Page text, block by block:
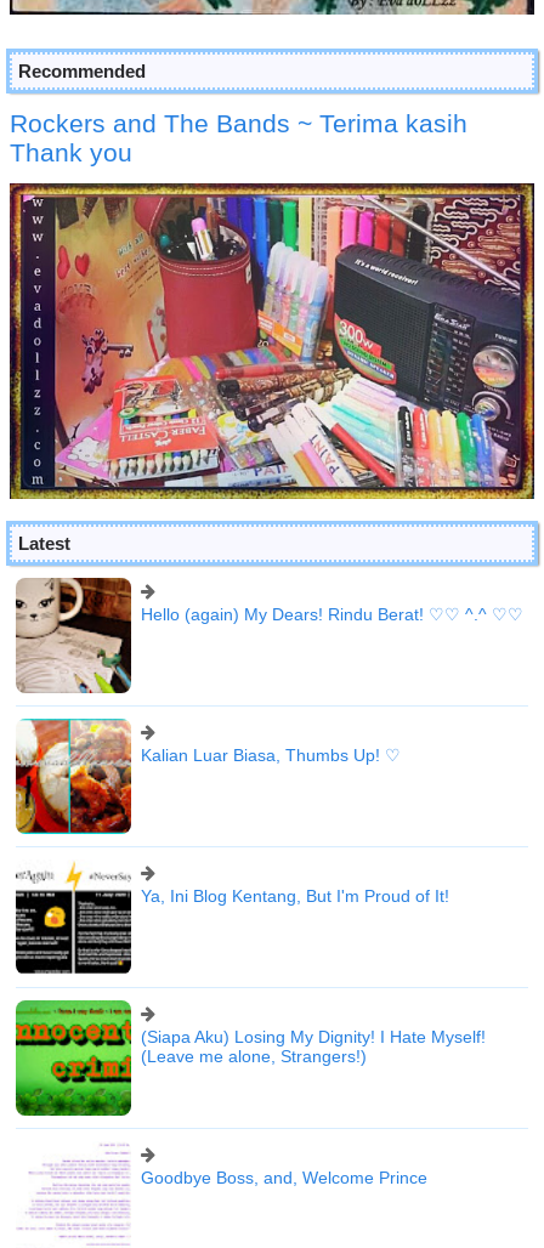
Recommended
Rockers and The Bands ~ Terima kasih
Thank you
Latest
Hello (again) My Dears! Rindu Berat! ♡♡ ^.^ ♡♡
Kalian Luar Biasa, Thumbs Up! ♡
Ya, Ini Blog Kentang, But I'm Proud of It!
(Siapa Aku) Losing My Dignity! I Hate Myself!
(Leave me alone, Strangers!)
Goodbye Boss, and, Welcome Prince